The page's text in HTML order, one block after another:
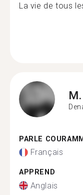
La vie de tous
M.
PARLE
Français
APPREND
Anglais